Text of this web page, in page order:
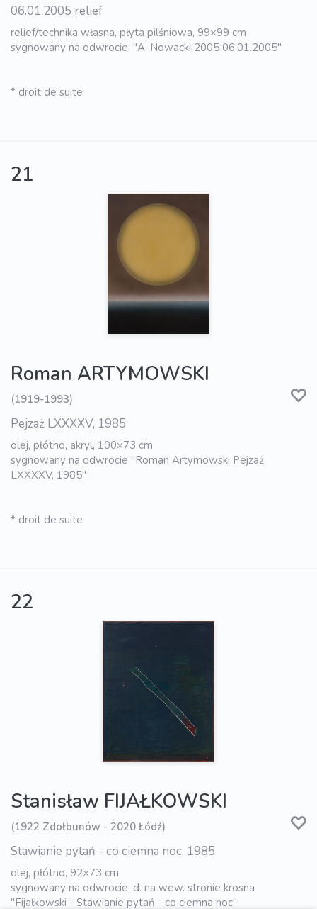
06.01.2005 relief
relief/technika własna, płyta pilśniowa, 99×99 cm
sygnowany na odwrocie: "A. Nowacki 2005 06.01.2005"
* droit de suite
21
Roman ARTYMOWSKI
(1919-1993)
Pejzaż LXXXXV, 1985
olej, płótno, akryl, 100×73 cm
sygnowany na odwrocie "Roman Artymowski Pejzaż
LXXXXV, 1985"
* droit de suite
22
Stanisław FIJAŁKOWSKI
(1922 Zdołbunów - 2020 Łódź)
Stawianie pytań - co ciemna noc, 1985
olej, płótno, 92×73 cm
sygnowany na odwrocie, d. na wew. stronie krosna
"Fijałkowski - Stawianie pytań - co ciemna noc"